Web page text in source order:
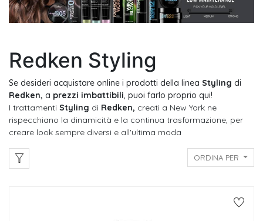
Redken Styling
Se desideri acquistare online i prodotti della linea Styling di
Redken, a prezzi imbattibili , puoi farlo proprio qui!
I trattamenti Styling di Redken, creati a New York ne
rispecchiano la dinamicità e la continua trasformazione, per
creare look sempre diversi e all'ultima moda
ORDINA PER